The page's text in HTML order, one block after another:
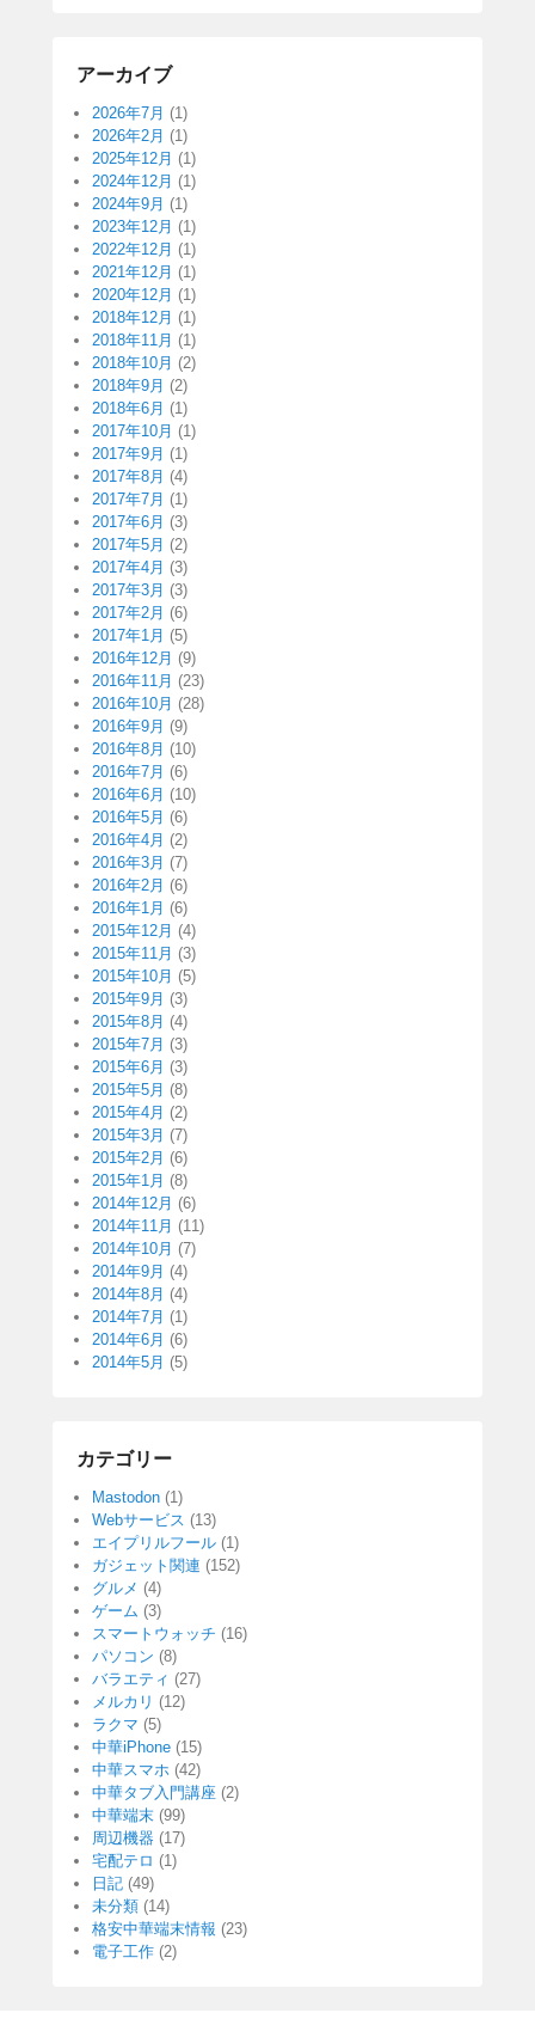
アーカイブ
2026年7月 (1)
2026年2月 (1)
2025年12月 (1)
2024年12月 (1)
2024年9月 (1)
2023年12月 (1)
2022年12月 (1)
2021年12月 (1)
2020年12月 (1)
2018年12月 (1)
2018年11月 (1)
2018年10月 (2)
2018年9月 (2)
2018年6月 (1)
2017年10月 (1)
2017年9月 (1)
2017年8月 (4)
2017年7月 (1)
2017年6月 (3)
2017年5月 (2)
2017年4月 (3)
2017年3月 (3)
2017年2月 (6)
2017年1月 (5)
2016年12月 (9)
2016年11月 (23)
2016年10月 (28)
2016年9月 (9)
2016年8月 (10)
2016年7月 (6)
2016年6月 (10)
2016年5月 (6)
2016年4月 (2)
2016年3月 (7)
2016年2月 (6)
2016年1月 (6)
2015年12月 (4)
2015年11月 (3)
2015年10月 (5)
2015年9月 (3)
2015年8月 (4)
2015年7月 (3)
2015年6月 (3)
2015年5月 (8)
2015年4月 (2)
2015年3月 (7)
2015年2月 (6)
2015年1月 (8)
2014年12月 (6)
2014年11月 (11)
2014年10月 (7)
2014年9月 (4)
2014年8月 (4)
2014年7月 (1)
2014年6月 (6)
2014年5月 (5)
カテゴリー
Mastodon (1)
Webサービス (13)
エイプリルフール (1)
ガジェット関連 (152)
グルメ (4)
ゲーム (3)
スマートウォッチ (16)
パソコン (8)
バラエティ (27)
メルカリ (12)
ラクマ (5)
中華iPhone (15)
中華スマホ (42)
中華タブ入門講座 (2)
中華端末 (99)
周辺機器 (17)
宅配テロ (1)
日記 (49)
未分類 (14)
格安中華端末情報 (23)
電子工作 (2)